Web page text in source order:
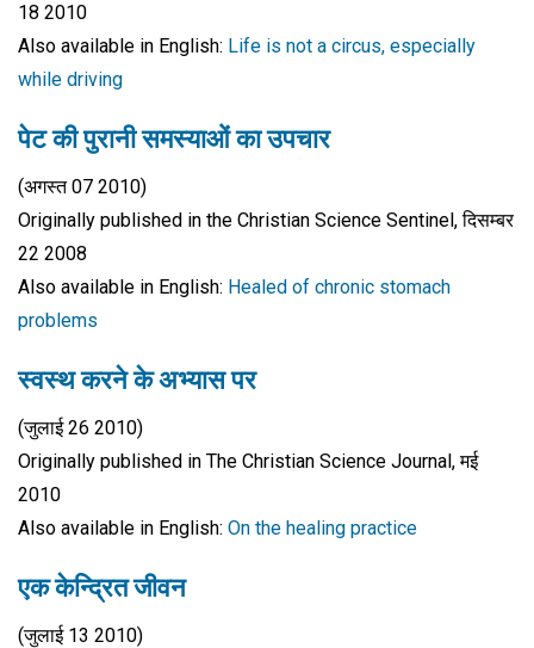
18 2010
Also available in English: Life is not a circus, especially
while driving
पेट की पुरानी समस्याओं का उपचार
(अगस्त 07 2010)
Originally published in the Christian Science Sentinel, दिसम्बर
22 2008
Also available in English: Healed of chronic stomach
problems
स्वस्थ करने के अभ्यास पर
(जुलाई 26 2010)
Originally published in The Christian Science Journal, मई
2010
Also available in English: On the healing practice
एक केन्द्रित जीवन
(जुलाई 13 2010)